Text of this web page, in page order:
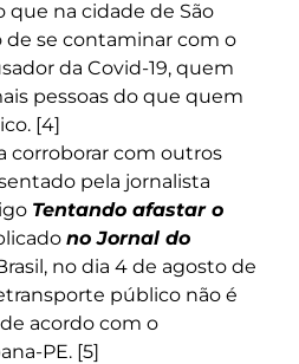
na cidade de São
de se contaminar com o
da Covid-19, quem
pessoas do que quem
[4]
corroborar com outros
pela jornalista
Tentando afastar o
no Jornal do
no dia 4 de agosto de
público não é
acordo com o
PE. [5]